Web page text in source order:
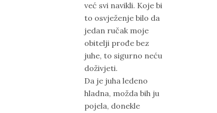
već svi navikli. Koje bi
to osvježenje bilo da
jedan ručak moje
obitelji prođe bez
juhe, to sigurno neću
doživjeti.
Da je juha ledeno
hladna, možda bih ju
pojela, donekle